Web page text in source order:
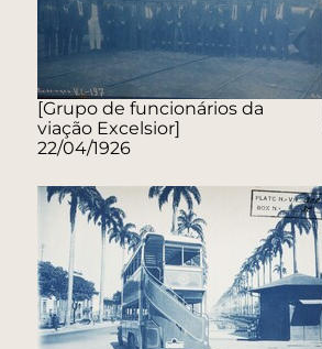
[Grupo de funcionários da
viação Excelsior]
22/04/1926